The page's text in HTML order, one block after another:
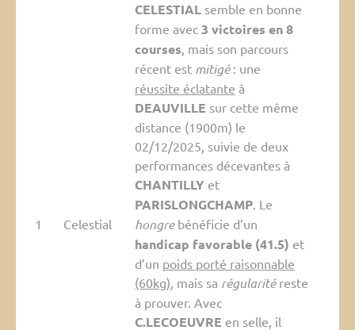
1 Celestial
CELESTIALsemble en bonne
forme avec 3 victoires en 8
courses, mais son parcours
récent est mitigé: une
réussite éclatante à
DEAUVILLE sur cette même
distance (1900m) le
02/12/2025, suivie de deux
performances décevantes à
CHANTILLYet
PARISLONGCHAMP. Le
hongrebénéficie d’un
handicap favorable (41.5) et
d’un poids porté raisonnable
(60kg), mais sa régularitéreste
à prouver. Avec
C.LECOEUVRE en selle, il